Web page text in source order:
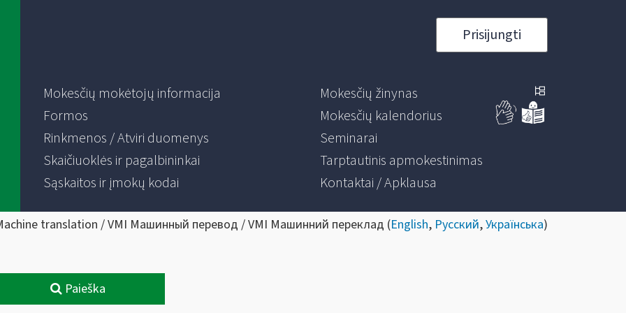
Prisijungti
Mokesčių mokėtojų informacija
Formos
Rinkmenos / Atviri duomenys
Skaičiuoklės ir pagalbininkai
Sąskaitos ir įmokų kodai
Mokesčių žinynas
Mokesčių kalendorius
Seminarai
Tarptautinis apmokestinimas
Kontaktai / Apklausa
translation / VMI Машинный перевод / VMI Машинний переклад (English, Русский,Українська)
Paieška